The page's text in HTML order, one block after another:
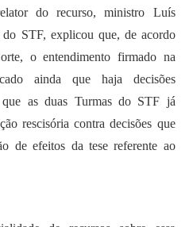
do recurso, ministro Luís
STF, explicou que, de acordo
o entendimento firmado na
ainda que haja decisões
as duas Turmas do STF já
rescisória contra decisões que
de efeitos da tese referente ao